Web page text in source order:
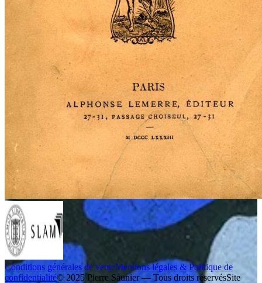
Conditions générales de venteMentions légales & Politique de
confidentialité© 2025 Pierre Saunier — Tous droits réservésSite